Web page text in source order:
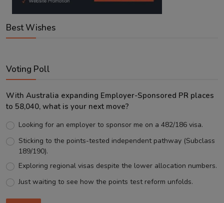
Best Wishes
Voting Poll
With Australia expanding Employer-Sponsored PR places
to 58,040, what is your next move?
Looking for an employer to sponsor me on a 482/186 visa.
Sticking to the points-tested independent pathway (Subclass
189/190).
Exploring regional visas despite the lower allocation numbers.
Just waiting to see how the points test reform unfolds.